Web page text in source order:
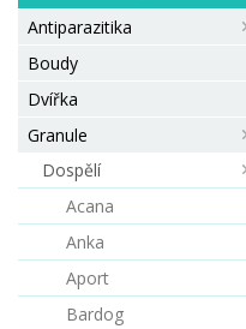
Antiparazitika
Boudy
Dvířka
Granule
Dospělí
Acana
Anka
Aport
Bardog